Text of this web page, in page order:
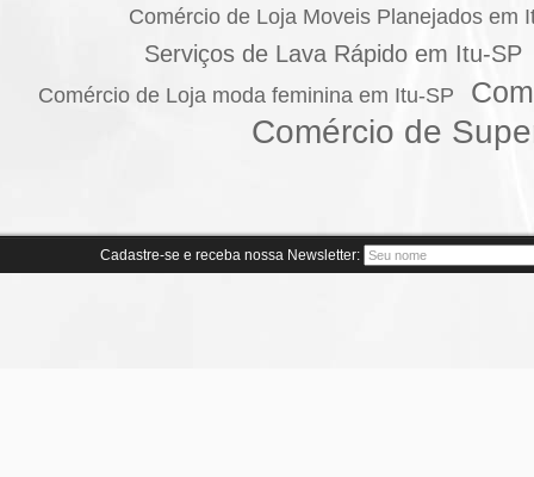
Comércio de Loja Moveis Planejados em
Serviços de Lava Rápido em Itu-SP
Comércio de Loja moda feminina em Itu-SP
Comércio de
Cadastre-se e receba nossa Newsletter: